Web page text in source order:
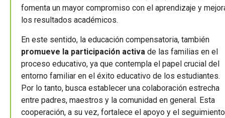
fomenta un mayor compromiso con el aprendizaje y
los resultados académicos.
En este sentido, la educación compensatoria, también
promueve la participación activa de las familias en el
proceso educativo, ya que contempla el papel crucial del
entorno familiar en el éxito educativo de los estudiantes.
Por lo tanto, busca establecer una colaboración estrecha
entre padres, maestros y la comunidad en general. Esta
cooperación, a su vez, fortalece el apoyo y el seguimiento